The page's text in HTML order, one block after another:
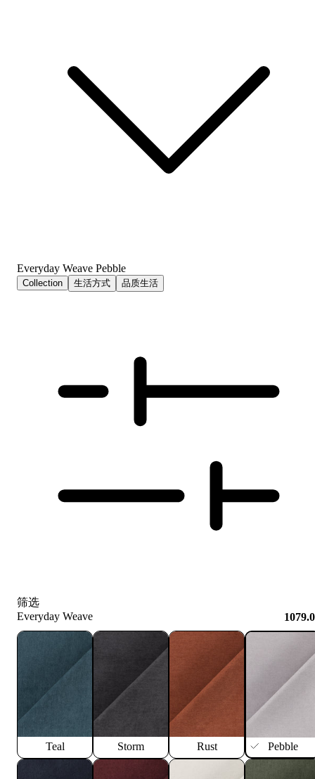
Everyday Weave Pebble
Collection 生活方式 品质生活
筛选
Everyday Weave
Teal Storm Rust Pebble